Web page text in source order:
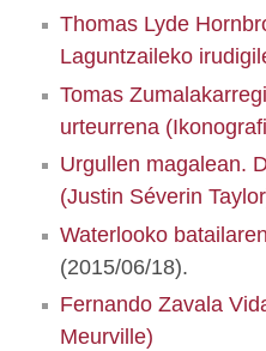
Thomas Lyde
Laguntzaileko
Tomas
urteurrena
Urgullen magalean.
(Justin Séverin
Waterlooko
(2015/06/18).
Fernando Zavala
Meurville)